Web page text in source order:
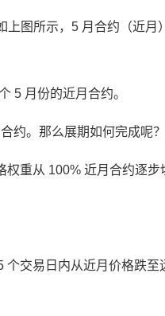
上图所示，5 月合约（近月
5 月份的近月合约。
约。那么展期如何完成呢？
重从 100% 近月合约逐步
交易日内从近月价格跌至